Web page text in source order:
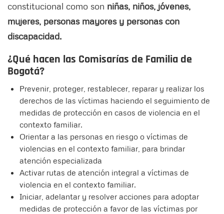
constitucional como son niñas, niños, jóvenes,
mujeres, personas mayores y personas con
discapacidad.
¿Qué hacen las Comisarías de Familia de
Bogotá?
Prevenir, proteger, restablecer, reparar y realizar los
derechos de las víctimas haciendo el seguimiento de
medidas de protección en casos de violencia en el
contexto familiar.
Orientar a las personas en riesgo o víctimas de
violencias en el contexto familiar, para brindar
atención especializada
Activar rutas de atención integral a víctimas de
violencia en el contexto familiar.
Iniciar, adelantar y resolver acciones para adoptar
medidas de protección a favor de las víctimas por